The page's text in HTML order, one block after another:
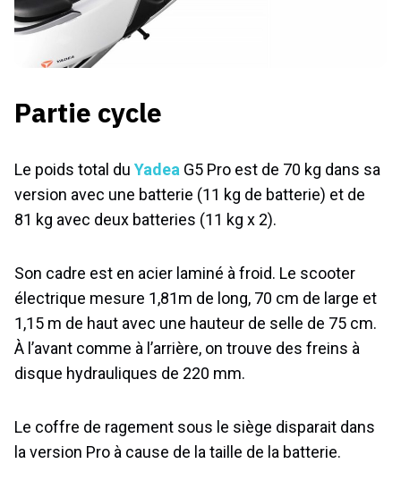
Partie cycle
Le poids total du Yadea G5 Pro est de 70 kg dans sa
version avec une batterie (11 kg de batterie) et de
81 kg avec deux batteries (11 kg x 2).
Son cadre est en acier laminé à froid. Le scooter
électrique mesure 1,81m de long, 70 cm de large et
1,15 m de haut avec une hauteur de selle de 75 cm.
À l’avant comme à l’arrière, on trouve des freins à
disque hydrauliques de 220 mm.
Le coffre de ragement sous le siège disparait dans
la version Pro à cause de la taille de la batterie.